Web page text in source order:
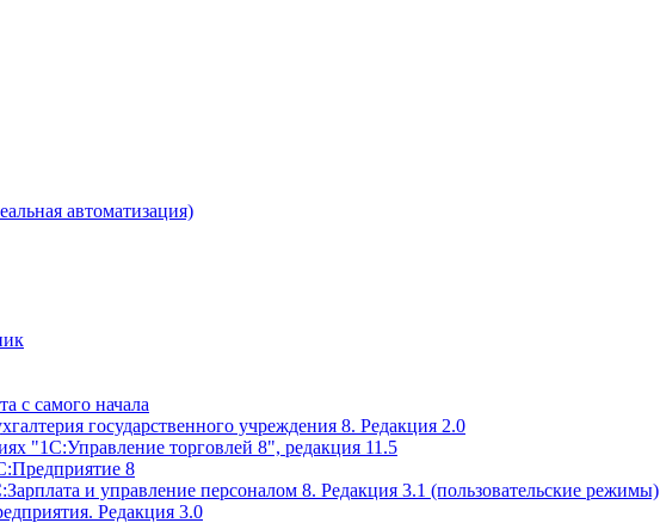
автоматизация)
с самого начала
государственного учреждения 8. Редакция 2.0
"1С:Управление торговлей 8", редакция 11.5
8
и управление персоналом 8. Редакция 3.1 (пользовательские режимы)
Редакция 3.0